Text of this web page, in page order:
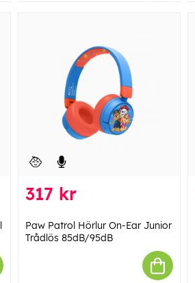
317 kr
Paw Patrol Hörlur On-Ear Junior
Trådlös 85dB/95dB